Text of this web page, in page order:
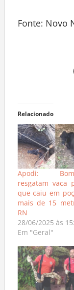
Fonte: Novo
Relacionado
Apodi:
resgatam vaca
que caiu em
mais de 15
RN
28/06/2025 às
Em "Geral"